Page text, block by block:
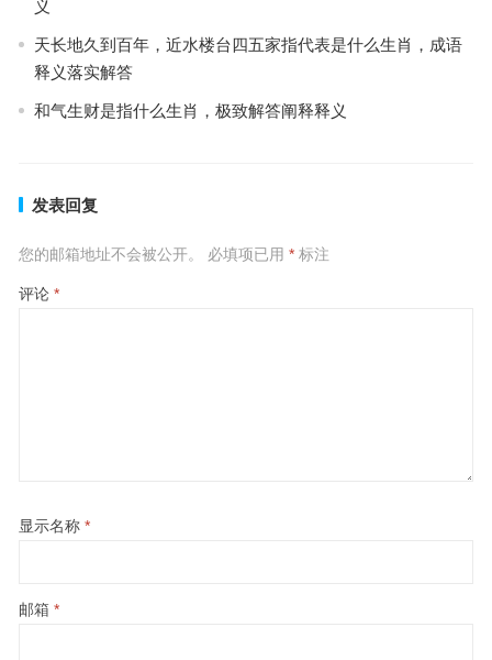
义
天长地久到百年，近水楼台四五家指代表是什么生肖，成语
释义落实解答
和气生财是指什么生肖，极致解答阐释释义
发表回复
您的邮箱地址不会被公开。 必填项已用 *标注
评论 *
显示名称 *
邮箱 *